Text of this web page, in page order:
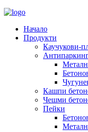
Начало
Продукти
Каучукови-
Кашпи
Чешми
Пейки